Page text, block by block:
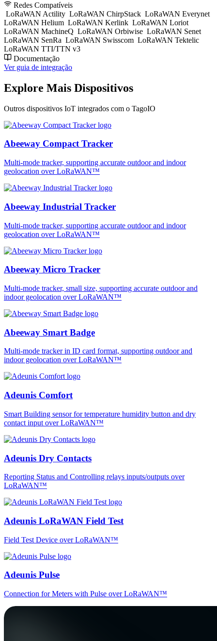
Redes Compatíveis
LoRaWAN Actility LoRaWAN ChirpStack LoRaWAN Everynet
LoRaWAN Helium LoRaWAN Kerlink LoRaWAN Loriot
LoRaWAN MachineQ LoRaWAN Orbiwise LoRaWAN Senet
LoRaWAN SenRa LoRaWAN Swisscom LoRaWAN Tektelic
LoRaWAN TTI/TTN v3
Documentação
Ver guia de integração
Explore Mais Dispositivos
Outros dispositivos IoT integrados com o TagoIO
Abeeway Compact Tracker
Multi-mode tracker, supporting accurate outdoor and indoor
geolocation over LoRaWAN™
Abeeway Industrial Tracker
Multi-mode tracker, supporting accurate outdoor and indoor
geolocation over LoRaWAN™
Abeeway Micro Tracker
Multi-mode tracker, small size, supporting accurate outdoor and
indoor geolocation over LoRaWAN™
Abeeway Smart Badge
Multi-mode tracker in ID card format, supporting outdoor and
indoor geolocation over LoRaWAN™
Adeunis Comfort
Smart Building sensor for temperature humidity button and dry
contact input over LoRaWAN™
Adeunis Dry Contacts
Reporting Status and Controlling relays inputs/outputs over
LoRaWAN™
Adeunis LoRaWAN Field Test
Field Test Device over LoRaWAN™
Adeunis Pulse
Connection for Meters with Pulse over LoRaWAN™